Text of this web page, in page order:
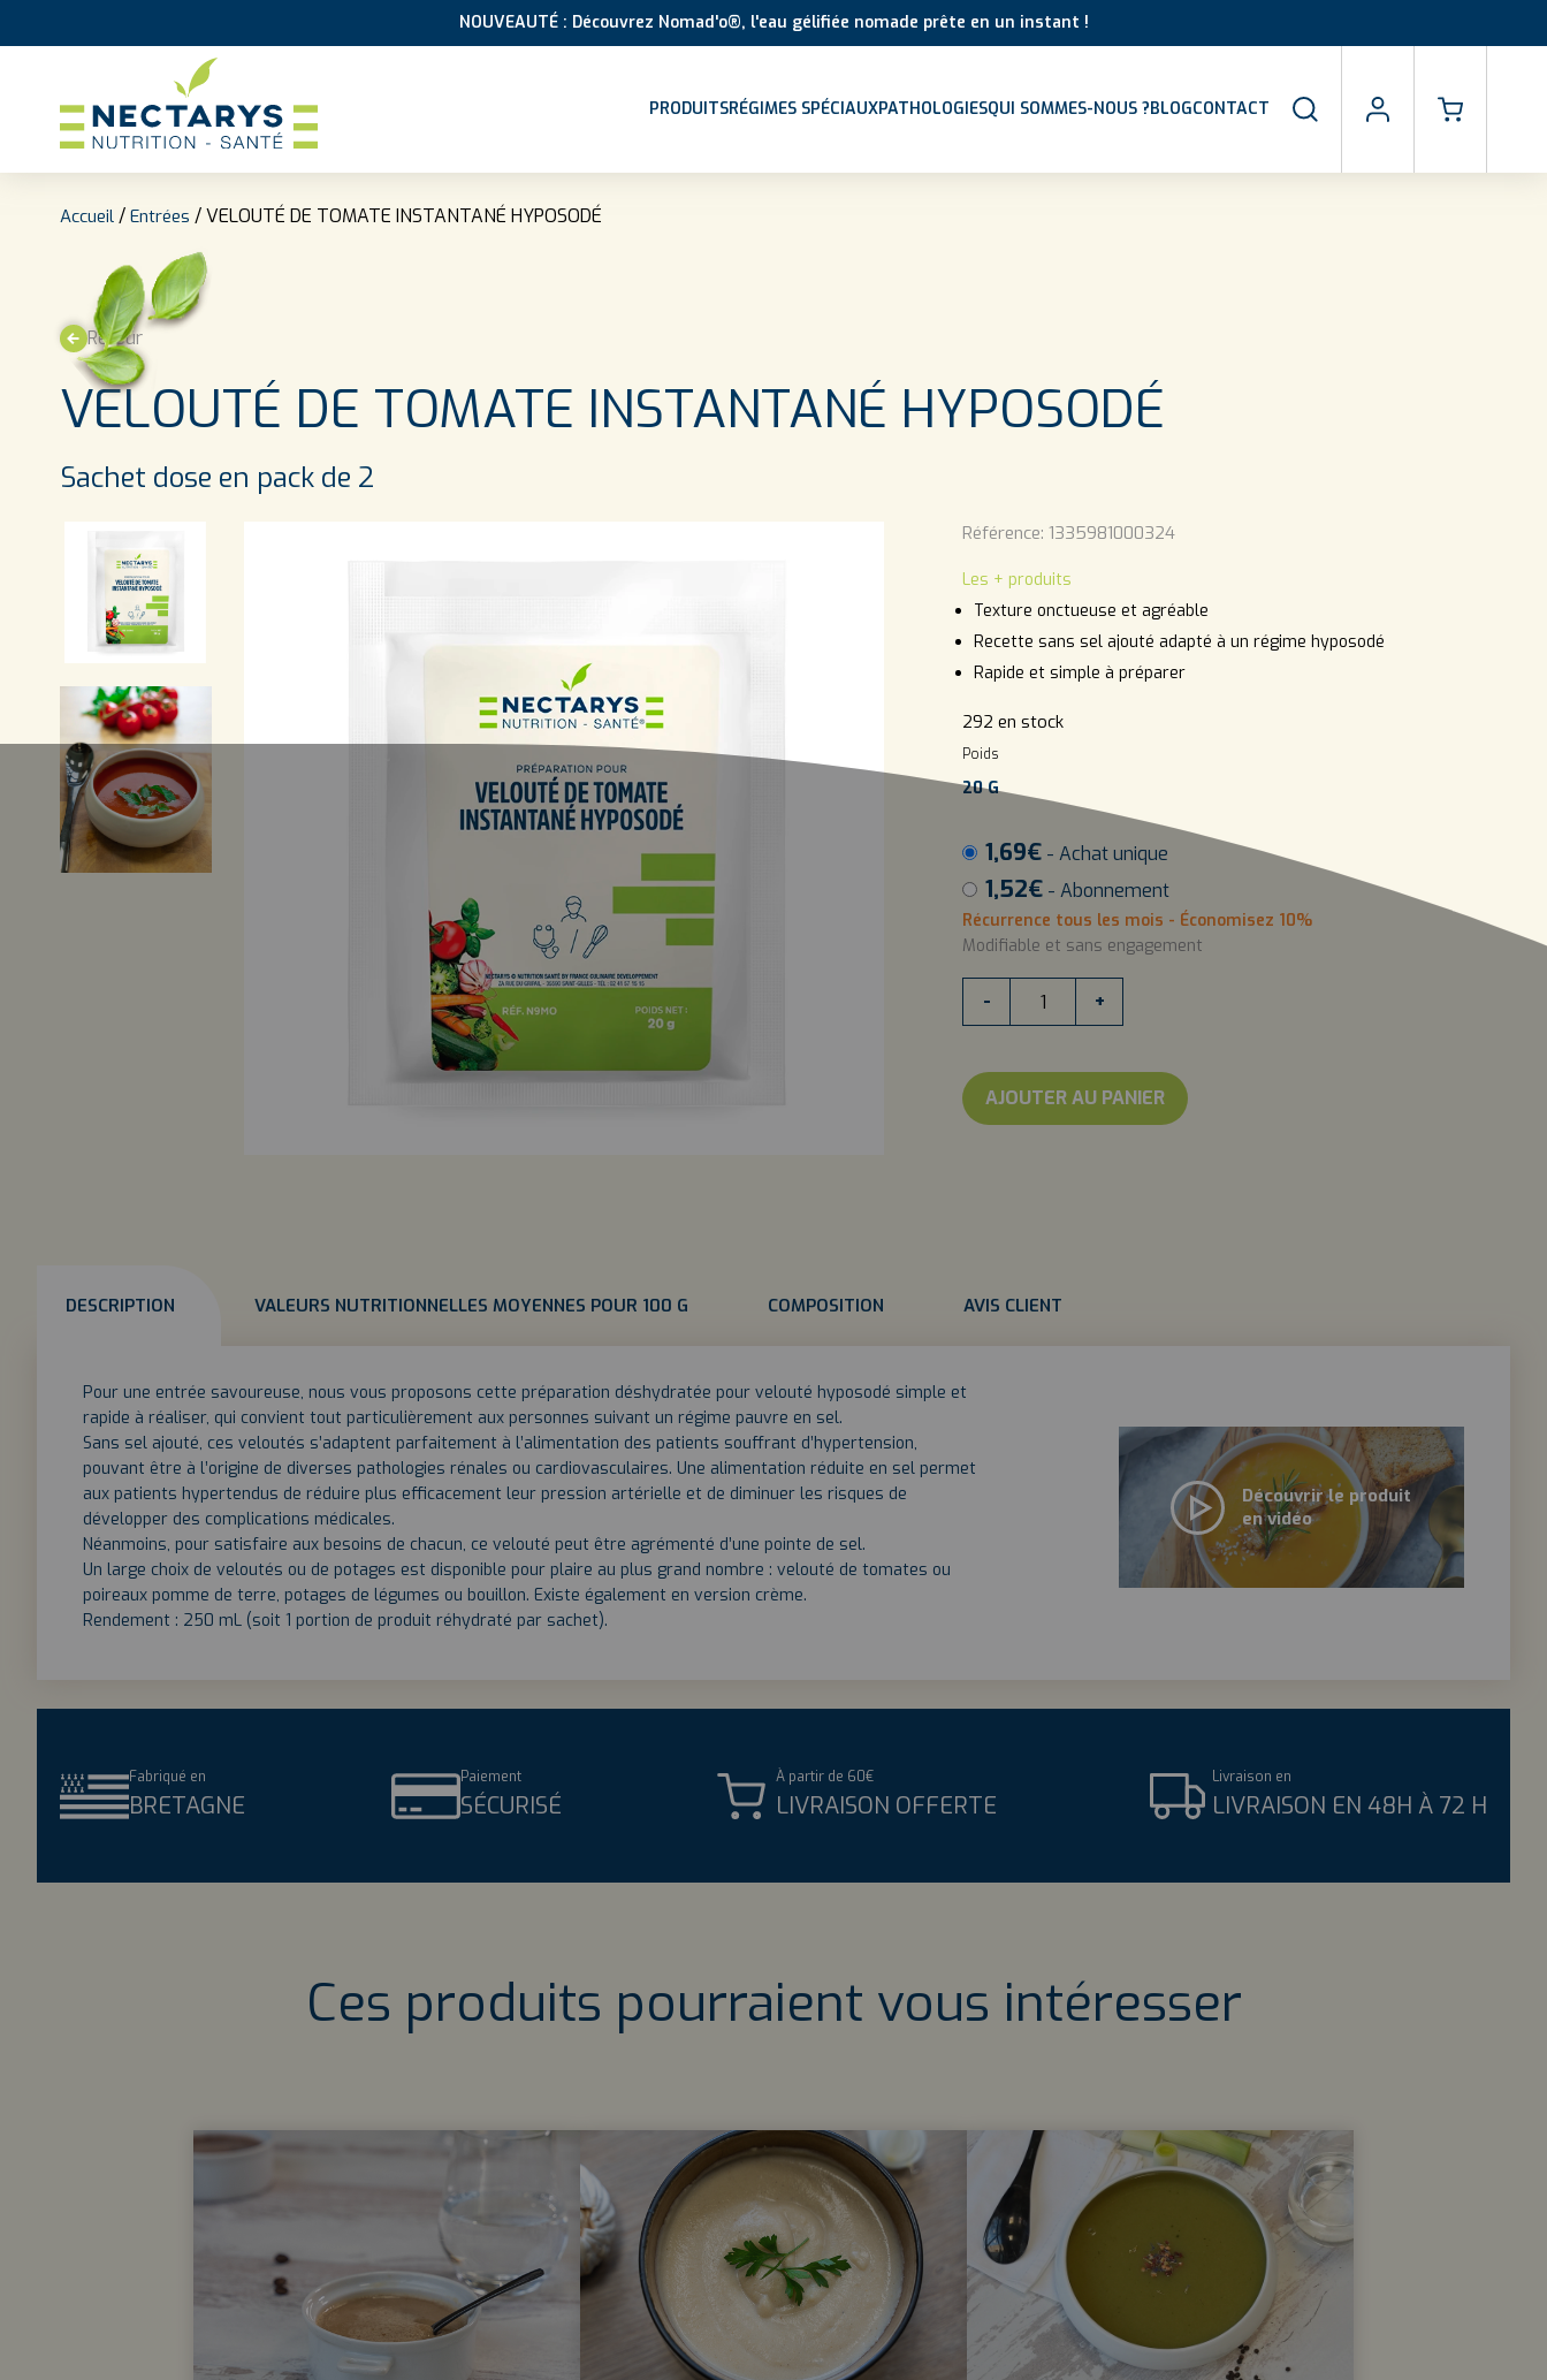
Aller au contenu
NOUVEAUTÉ : Découvrez Nomad'o®, l'eau gélifiée nomade prête en un instant !
PRODUITSRÉGIMES SPÉCIAUXPATHOLOGIESQUI SOMMES-NOUS ?BLOGCONTACT
Accueil / Entrées / VELOUTÉ DE TOMATE INSTANTANÉ HYPOSODÉ
Retour
VELOUTÉ DE TOMATE INSTANTANÉ HYPOSODÉ
Sachet dose en pack de 2
Référence: 1335981000324
Les + produits
Texture onctueuse et agréable
Recette sans sel ajouté adapté à un régime hyposodé
Rapide et simple à préparer
292 en stock
Poids
20 G
1,69€ - Achat unique
1,52€ - Abonnement
Récurrence tous les mois - Économisez 10%
Modifiable et sans engagement
-
quantité
VELOUTÉ
INSTANTANÉ
HYPOSODÉ
+
AJOUTER AU PANIER
DESCRIPTION VALEURS NUTRITIONNELLES MOYENNES POUR 100 G COMPOSITION AVIS CLIENT
Pour une entrée savoureuse, nous vous proposons cette préparation déshydratée pour velouté hyposodé simple et
rapide à réaliser, qui convient tout particulièrement aux personnes suivant un régime pauvre en sel.
Sans sel ajouté, ces veloutés s’adaptent parfaitement à l’alimentation des patients souffrant d’hypertension,
pouvant être à l’origine de diverses pathologies rénales ou cardiovasculaires. Une alimentation réduite en sel permet
aux patients hypertendus de réduire plus efficacement leur pression artérielle et de diminuer les risques de
développer des complications médicales.
Néanmoins, pour satisfaire aux besoins de chacun, ce velouté peut être agrémenté d’une pointe de sel.
Un large choix de veloutés ou de potages est disponible pour plaire au plus grand nombre : velouté de tomates ou
poireaux pomme de terre, potages de légumes ou bouillon. Existe également en version crème.
Rendement : 250 mL (soit 1 portion de produit réhydraté par sachet).
Découvrir le produit
en vidéo
Fabriqué en
BRETAGNE
Paiement
SÉCURISÉ
À partir de 60€
LIVRAISON OFFERTE
Livraison en
LIVRAISON EN 48H À 72 H
Ces produits pourraient vous intéresser